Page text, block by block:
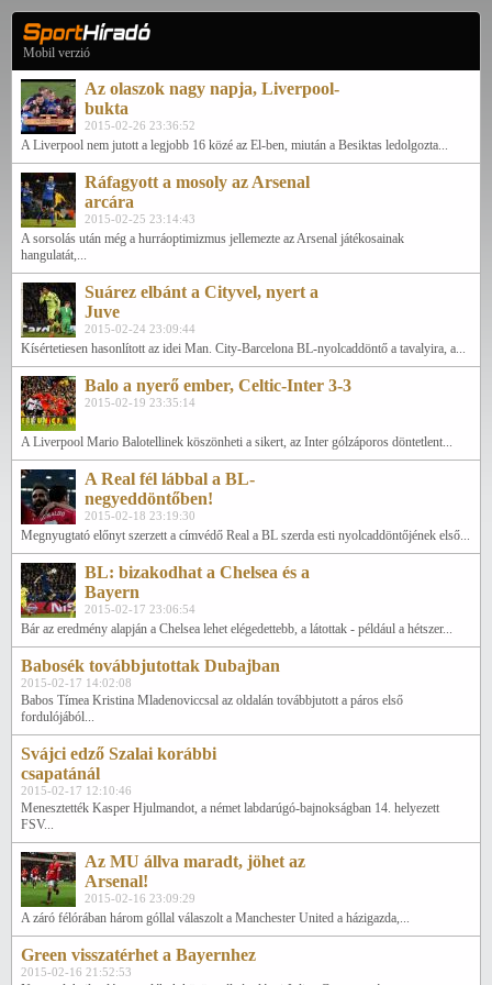
Mobil verzió
Az olaszok nagy napja, Liverpool-
bukta
2015-02-26 23:36:52
A Liverpool nem jutott a legjobb 16 közé az El-ben, miután a Besiktas ledolgozta...
Ráfagyott a mosoly az Arsenal
arcára
2015-02-25 23:14:43
A sorsolás után még a hurráoptimizmus jellemezte az Arsenal játékosainak
hangulatát,...
Suárez elbánt a Cityvel, nyert a
Juve
2015-02-24 23:09:44
Kísértetiesen hasonlított az idei Man. City-Barcelona BL-nyolcaddöntő a tavalyira, a...
Balo a nyerő ember, Celtic-Inter 3-3
2015-02-19 23:35:14
A Liverpool Mario Balotellinek köszönheti a sikert, az Inter gólzáporos döntetlent...
A Real fél lábbal a BL-
negyeddöntőben!
2015-02-18 23:19:30
Megnyugtató előnyt szerzett a címvédő Real a BL szerda esti nyolcaddöntőjének első...
BL: bizakodhat a Chelsea és a
Bayern
2015-02-17 23:06:54
Bár az eredmény alapján a Chelsea lehet elégedettebb, a látottak - például a hétszer...
Babosék továbbjutottak Dubajban
2015-02-17 14:02:08
Babos Tímea Kristina Mladenoviccsal az oldalán továbbjutott a páros első
fordulójából...
Svájci edző Szalai korábbi
csapatánál
2015-02-17 12:10:46
Menesztették Kasper Hjulmandot, a német labdarúgó-bajnokságban 14. helyezett
FSV...
Az MU állva maradt, jöhet az
Arsenal!
2015-02-16 23:09:29
A záró félórában három góllal válaszolt a Manchester United a házigazda,...
Green visszatérhet a Bayernhez
2015-02-16 21:52:53